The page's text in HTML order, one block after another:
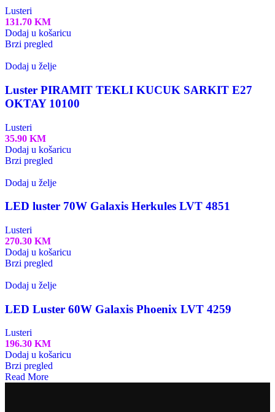
Lusteri
131.70 KM
Dodaj u košaricu
Brzi pregled
Dodaj u želje
Luster PIRAMIT TEKLI KUCUK SARKIT E27
OKTAY 10100
Lusteri
35.90 KM
Dodaj u košaricu
Brzi pregled
Dodaj u želje
LED luster 70W Galaxis Herkules LVT 4851
Lusteri
270.30 KM
Dodaj u košaricu
Brzi pregled
Dodaj u želje
LED Luster 60W Galaxis Phoenix LVT 4259
Lusteri
196.30 KM
Dodaj u košaricu
Brzi pregled
Read More